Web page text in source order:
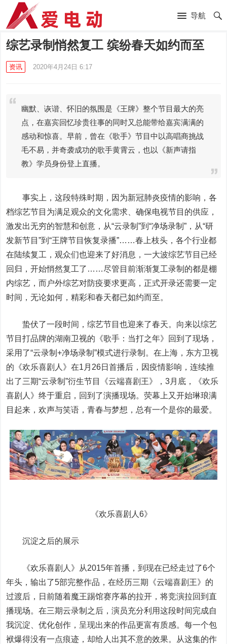
导航
综艺录制悄然复工 缤纷春天如约而至
资讯 2020年4月24日 6:17
幽默、诙谐、怀旧的氛围是《王牌》整个节目最大的亮
点，在嘉宾回忆珍贵往事的同时又总能带给嘉宾满满的
感动和惊喜。早前，曾在《歌手》节目中以高唱商挑战
毛不易，并奇袭成功的歌手黄霄云，也以《新声请指
教》学员身份登上直播。
事实上，这段特殊时期，因为新冠肺炎疫情的影响，各
档综艺节目为满足观众的文化需求、确保电视节目的供应，
激发出无穷的智慧和创意，从“云录制”到“净场录制”，从“研
发新节目”到“王牌节目恢复录播”……春上枝头，各个行业都
在陆续复工，观众们也迎来了好消息，一大波综艺节目已经
回归，开始悄然复工了……尽管目前渐渐复工录制的都是棚
内综艺，而户外综艺对防疫要求更高，正式开录还需要一定
时间，无论如何，精彩和春天都已如约而至。
蛰伏了一段时间，综艺节目也迎来了春天。向来以综艺
节目打品牌的湖南卫视的《歌手：当打之年》回到了现场，
采用了“云录制+净场录制”模式进行录制。在上海，东方卫视
的《欢乐喜剧人》在1月26日首播后，因疫情影响，连续推
出了三期“云录制”衍生节目《云端喜剧王》，3月底，《欢乐
喜剧人》终于重启，回到了演播现场。荧幕上又开始琳琅满
目起来，欢声与笑语，青春与梦想，总有一个是你的最爱。
《欢乐喜剧人6》
沉淀之后的展示
《欢乐喜剧人》从2015年首播，到现在已经走过了6个
年头，输出了5部完整作品，在经历三期《云端喜剧王》的
过渡后，日前随着魔王踢馆赛序幕的拉开，将竞演拉回到直
播现场。在三期云录制之后，演员充分利用这段时间完成自
我沉淀、优化创作，呈现出来的作品更富有质感。每一个包
袱爆得没有一点痕迹，却给人出其不意的效果。从这集的作